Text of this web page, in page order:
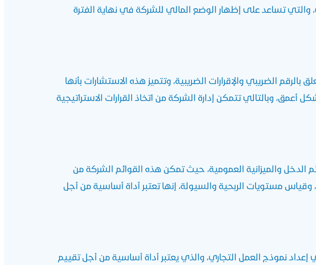
والتي تساعد على إظهار الوضع المالي للشركة في نهاية الفترة
الضريبي والإقرارات الضريبية، وتتميز هذه الاستشارات بأنها
وبالتالي تتمكن إدارة الشركة من اتخاذ القرارات الاستراتيجية
والميزانية العمومية، حيث تمكن هذه القوائم الشركة من
وقياس مستويات الربحية والسيولة، إنها تعتبر أداة أساسية من أجل
نموذج العمل التجاري، والذي يعتبر أداة أساسية من أجل تقييم